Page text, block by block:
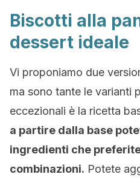
Biscotti alla
dessert ideale
Vi proponiamo due
ma sono tante le varianti
eccezionali è la ricetta
a partire dalla base
ingredienti che
combinazioni. Potete